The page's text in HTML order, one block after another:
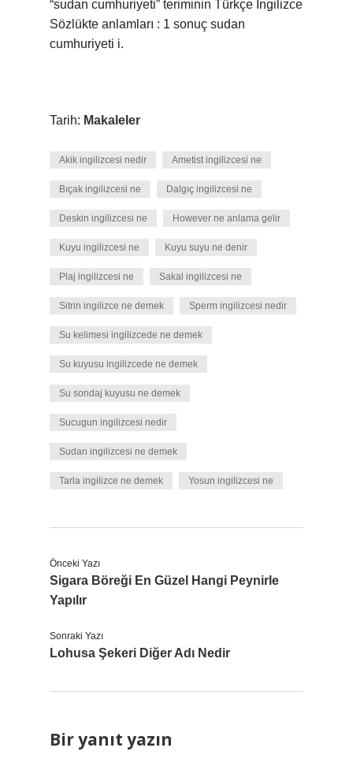
“sudan cumhuriyeti” teriminin Türkçe İngilizce
Sözlükte anlamları : 1 sonuç sudan
cumhuriyeti i.
Tarih: Makaleler
Akik ingilizcesi nedir Ametist ingilizcesi ne
Bıçak ingilizcesi ne Dalgıç ingilizcesi ne
Deskin ingilizcesi ne However ne anlama gelir
Kuyu ingilizcesi ne Kuyu suyu ne denir
Plaj ingilizcesi ne Sakal ingilizcesi ne
Sitrin ingilizce ne demek Sperm ingilizcesi nedir
Su kelimesi ingilizcede ne demek
Su kuyusu ingilizcede ne demek
Su sondaj kuyusu ne demek
Sucugun ingilizcesi nedir
Sudan ingilizcesi ne demek
Tarla ingilizce ne demek Yosun ingilizcesi ne
Önceki Yazı
Sigara Böreği En Güzel Hangi Peynirle
Yapılır
Sonraki Yazı
Lohusa Şekeri Diğer Adı Nedir
Bir yanıt yazın